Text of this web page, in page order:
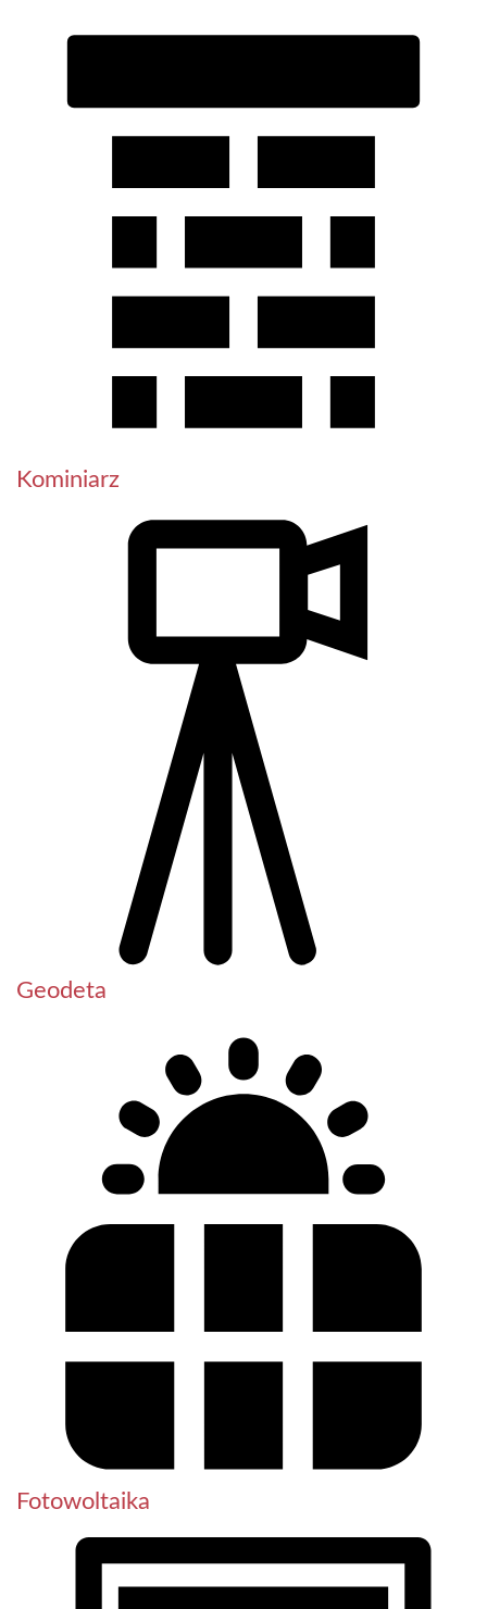
Kominiarz
Geodeta
Fotowoltaika